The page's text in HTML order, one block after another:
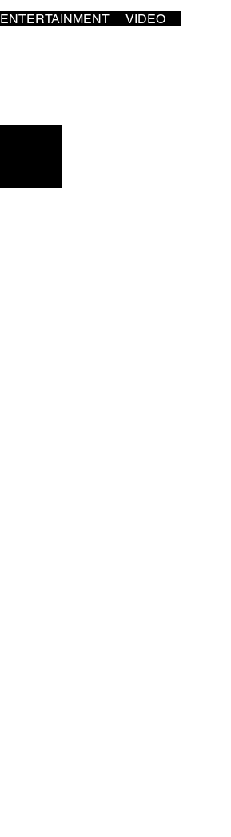
ENTERTAINMENT VIDEO